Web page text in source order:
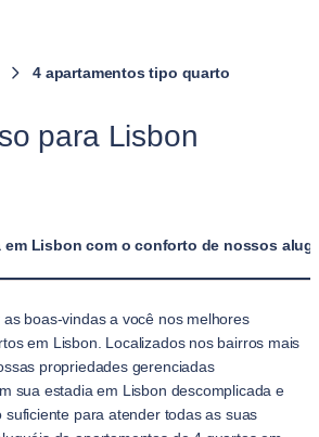
4 apartamentos tipo quarto
para Lisbon
Lisbon com o conforto de nossos
boas-vindas a você nos melhores
em Lisbon. Localizados nos bairros mais
propriedades gerenciadas
sua estadia em Lisbon descomplicada e
suficiente para atender todas as suas